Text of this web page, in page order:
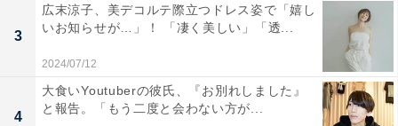
3
広末涼子、美デコルテ際立つドレス姿で「嬉し
いお知らせが…」！ 「凄く美しい」「透...
2024/07/12
4
大食いYoutuberの彼氏、『お別れしました』
と報告。「もう二度と会わない方が...